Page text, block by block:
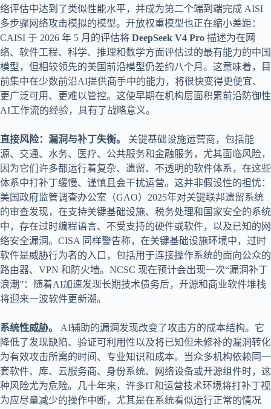
络评估中达到了类似性能水平，并成为第二个端到端完成 AISI
多步骤网络攻击模拟的模型。开放权重模型也正在缩小差距：
CAISI 于 2026 年 5 月的评估将 DeepSeek V4 Pro 描述为在网
络、软件工程、科学、推理和数学方面评估过的最有能力的中国
模型，但相较领先的美国前沿模型仍差约八个月。这意味着，目
前集中在少数前沿AI提供商手中的能力，将很快变得更便宜、
更广泛可用、更难以管控。这使早期在机构层面积累前沿防御性
AI工作流的经验，具有了战略意义。
直接风险：漏洞与补丁失衡。
关键基础设施运营商，包括能
源、交通、水务、医疗、公共服务和金融服务，尤其面临风险，
因为它们许多都运行着复杂、遗留、不透明的软件体系，在这些
体系中打补丁缓慢、谨慎且会干扰运营。这并非假设性的担忧：
美国政府监管调查办公室（GAO）2025年对关键联邦遗留系统
的审查发现，在支持关键基础设施、税务处理和国家安全的系统
中，存在过时编程语言、不受支持的硬件或软件，以及已知的网
络安全漏洞。CISA 同样警告称，在关键基础设施环境中，过时
软件是威胁行为者的入口，包括用于连接操作系统的面向公众的
路由器、VPN 和防火墙。NCSC 现在预计会出现一次“漏洞补丁
浪潮”：随着AI加速发现长期技术债务后，开源和商业软件堆栈
将迎来一波软件更新潮。
系统性威胁。
AI辅助的漏洞发现改变了攻击方的成本结构。它
降低了发现缺陷、验证可利用性以及将已知但未修补的漏洞转化
为有效攻击所需的时间、专业知识和成本。当众多机构依赖同一
套软件、库、云服务商、身份系统、网络设备或开源组件时，这
种风险尤为危险。几十年来，许多IT和运营技术环境将打补丁视
为应尽量减少的操作中断，尤其是在系统看似运行正常的情况